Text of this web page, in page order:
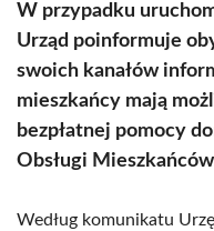
W przypadku
Urząd poinformuje
swoich kanałów
mieszkańcy mają
bezpłatnej pomocy
Obsługi
Według komunikatu